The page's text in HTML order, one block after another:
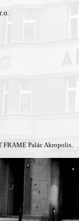
FRAME Palác Akropolis.